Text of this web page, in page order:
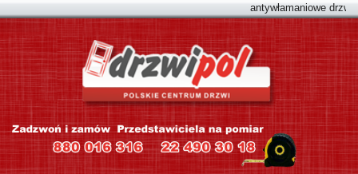
antywłamaniowe drzwi